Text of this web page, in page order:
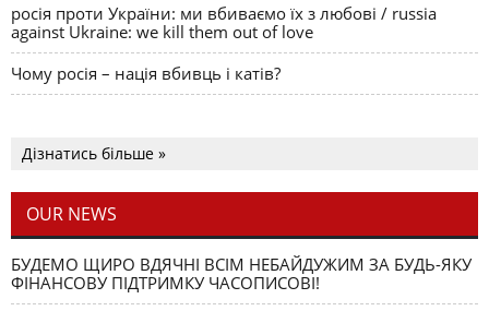
росія проти України: ми вбиваємо їх з любові / russia
against Ukraine: we kill them out of love
Чому росія – нація вбивць і катів?
Дізнатись більше »
OUR NEWS
БУДЕМО ЩИРО ВДЯЧНІ ВСІМ НЕБАЙДУЖИМ ЗА БУДЬ-ЯКУ
ФІНАНСОВУ ПІДТРИМКУ ЧАСОПИСОВІ!